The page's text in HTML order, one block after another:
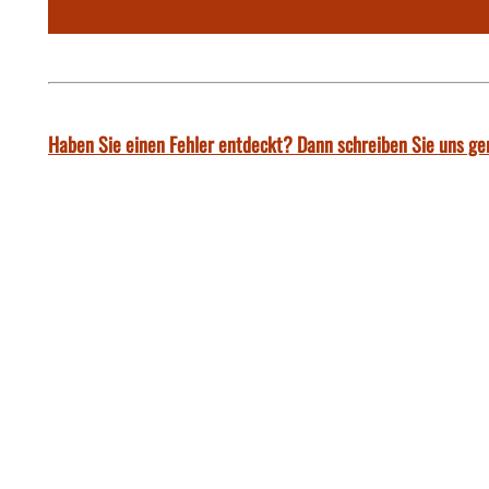
Haben Sie einen Fehler entdeckt? Dann schreiben Sie uns